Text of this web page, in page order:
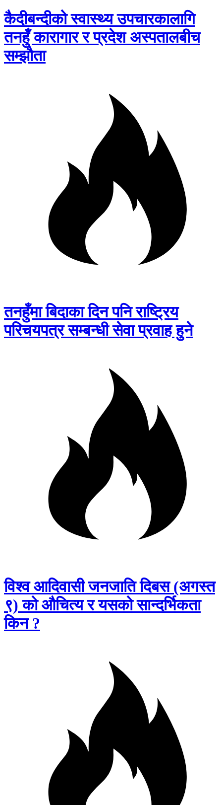
कैदीबन्दीको स्वास्थ्य उपचारकालागि
तनहुँ कारागार र प्रदेश अस्पतालबीच
सम्झौता
तनहुँमा बिदाका दिन पनि राष्ट्रिय
परिचयपत्र सम्बन्धी सेवा प्रवाह हुने
विश्व आदिवासी जनजाति दिबस (अगस्त
९) को औचित्य र यसको सान्दर्भिकता
किन ?